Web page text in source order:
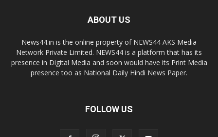
ABOUT US
News44.in is the online property of NEWS44 AKS Media
Network Private Limited. NEWS44 is a platform that has its
presence in Digital Media and soon would have its Print Media
presence too as National Daily Hindi News Paper.
FOLLOW US